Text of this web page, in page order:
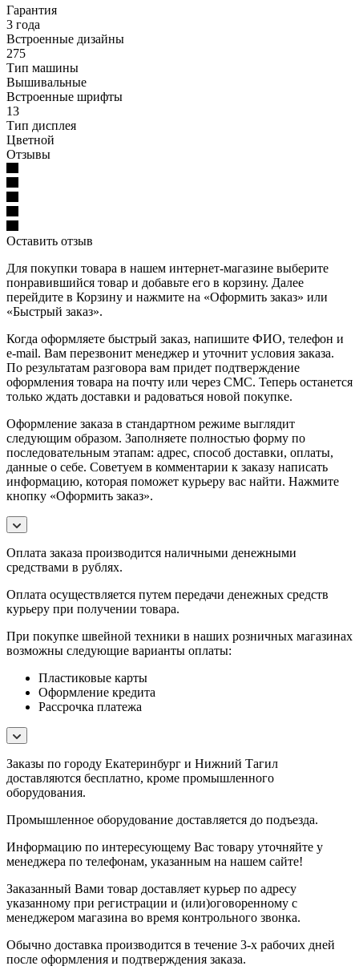
Гарантия
3 года
Встроенные дизайны
275
Тип машины
Вышивальные
Встроенные шрифты
13
Тип дисплея
Цветной
Отзывы
Оставить отзыв
Для покупки товара в нашем интернет-магазине выберите
понравившийся товар и добавьте его в корзину. Далее
перейдите в Корзину и нажмите на «Оформить заказ» или
«Быстрый заказ».
Когда оформляете быстрый заказ, напишите ФИО, телефон и
e-mail. Вам перезвонит менеджер и уточнит условия заказа.
По результатам разговора вам придет подтверждение
оформления товара на почту или через СМС. Теперь останется
только ждать доставки и радоваться новой покупке.
Оформление заказа в стандартном режиме выглядит
следующим образом. Заполняете полностью форму по
последовательным этапам: адрес, способ доставки, оплаты,
данные о себе. Советуем в комментарии к заказу написать
информацию, которая поможет курьеру вас найти. Нажмите
кнопку «Оформить заказ».
Оплата заказа производится наличными денежными
средствами в рублях.
Оплата осуществляется путем передачи денежных средств
курьеру при получении товара.
При покупке швейной техники в наших розничных магазинах
возможны следующие варианты оплаты:
Пластиковые карты
Оформление кредита
Рассрочка платежа
Заказы по городу Екатеринбург и Нижний Тагил
доставляются бесплатно, кроме промышленного
оборудования.
Промышленное оборудование доставляется до подъезда.
Информацию по интересующему Вас товару уточняйте у
менеджера по телефонам, указанным на нашем сайте!
Заказанный Вами товар доставляет курьер по адресу
указанному при регистрации и (или)оговоренному с
менеджером магазина во время контрольного звонка.
Обычно доставка производится в течение 3-х рабочих дней
после оформления и подтверждения заказа.